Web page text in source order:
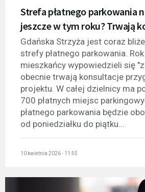
Strefa płatnego parkowania
jeszcze w tym roku? Trwają
Gdańska Strzyża jest coraz
strefy płatnego parkowania.
mieszkańcy wypowiedzieli się
obecnie trwają konsultacje
projektu. W całej dzielnicy ma
700 płatnych miejsc
płatnego parkowania będzie
od poniedziałku do piątku...
10 kwietnia 2026 - 11:55